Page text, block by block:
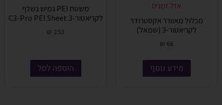
אזל זמנית
מכלול מאוורר אקסטרודר
לקריאטור-3 (שמאל)
₪ 66
מידע נוסף
משטח PEI גמיש נשלף
לקריאטור-3 C3-Pro PEI Sheet
₪ 253
הוספה לסל